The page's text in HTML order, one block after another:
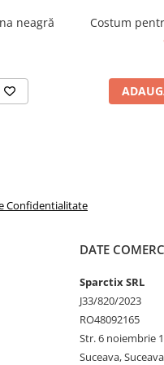
neagră
Costum
Confidentialitate
DATE
Sparctix SRL
J33/820/2023
RO48092165
Str. 6 noiembrie
Suceava, Suceava